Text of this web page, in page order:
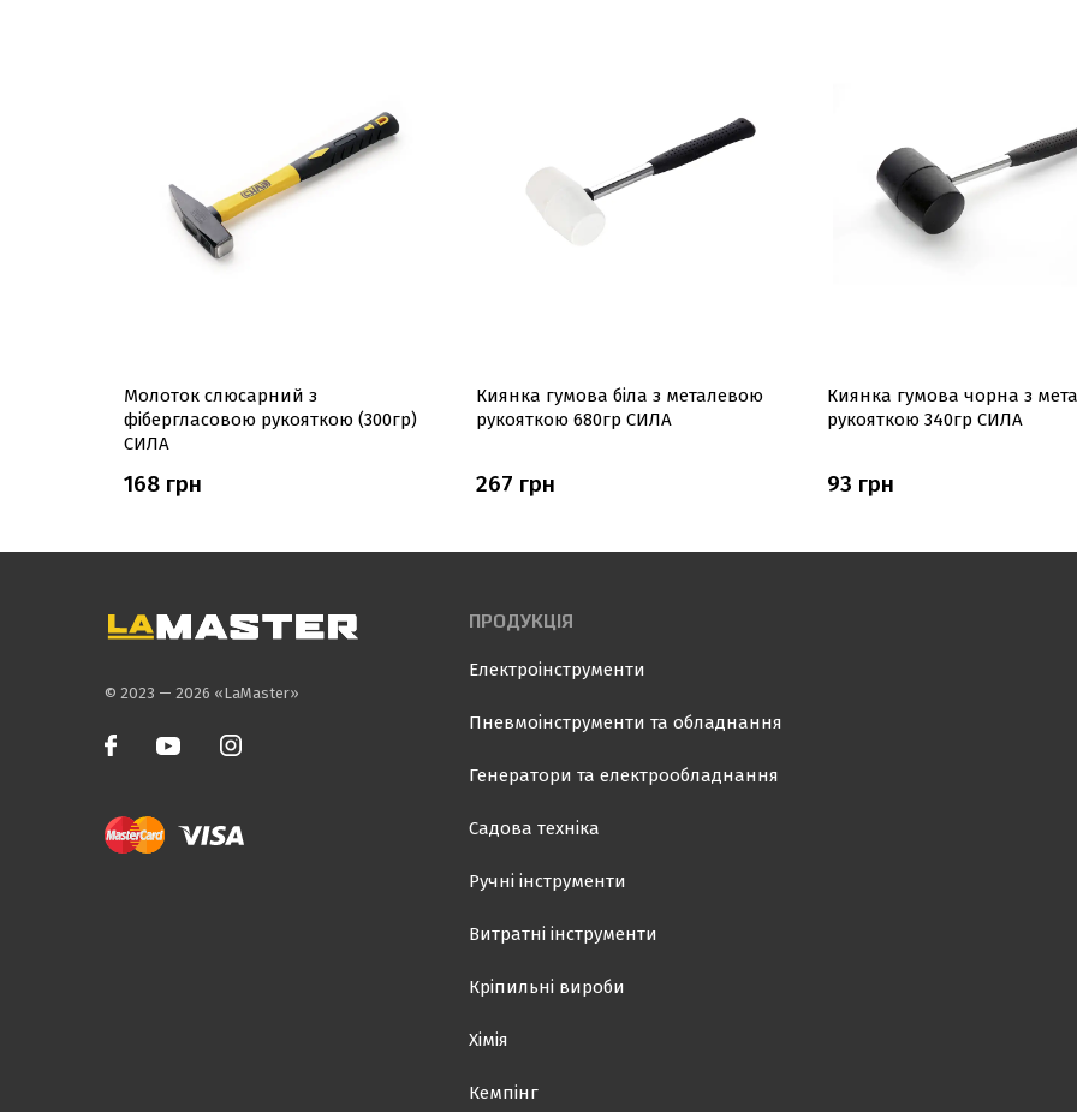
Молоток слюсарний з
фібергласовою рукояткою (300гр)
СИЛА
168 грн
Киянка гумова біла з металевою
рукояткою 680гр СИЛА
267 грн
Киянка гумова чорна з
рукояткою 340гр СИЛА
93 грн
© 2023 — 2026 «LaMaster»
ПРОДУКЦІЯ
Електроінструменти
Пневмоінструменти та обладнання
Генератори та електрообладнання
Садова техніка
Ручні інструменти
Витратні інструменти
Кріпильні вироби
Хімія
Кемпінг